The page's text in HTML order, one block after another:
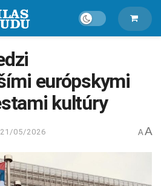
európskymi
kultúry
21/05/2026 A A